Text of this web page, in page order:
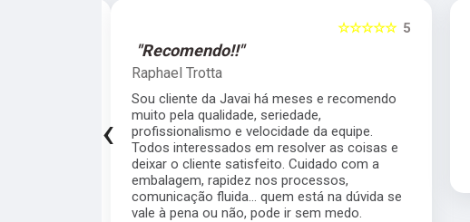
5
☆☆☆☆☆
"Recomendo!!"
Raphael Trotta
Sou cliente da Javai há meses e recomendo
muito pela qualidade, seriedade,
profissionalismo e velocidade da equipe.
Todos interessados em resolver as coisas e
deixar o cliente satisfeito. Cuidado com a
embalagem, rapidez nos processos,
comunicação fluida... quem está na dúvida se
vale à pena ou não, pode ir sem medo.
‹